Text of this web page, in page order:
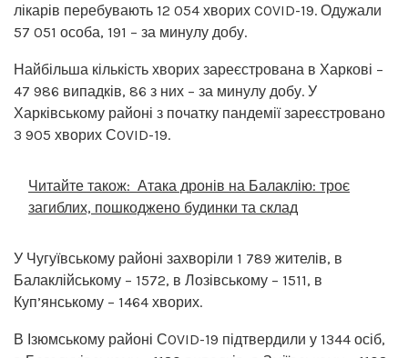
лікарів перебувають 12 054 хворих COVID-19. Одужали
57 051 особа, 191 – за минулу добу.
Найбільша кількість хворих зареєстрована в Харкові –
47 986 випадків, 86 з них – за минулу добу. У
Харківському районі з початку пандемії зареєстровано
3 905 хворих СOVID-19.
Читайте також: Атака дронів на Балаклію: троє
загиблих, пошкоджено будинки та склад
У Чугуївському районі захворіли 1 789 жителів, в
Балаклійському – 1572, в Лозівському – 1511, в
Куп’янському – 1464 хворих.
В Ізюмському районі СOVID-19 підтвердили у 1344 осіб,